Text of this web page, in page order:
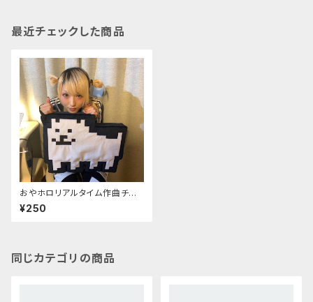
最近チェックした商品
おやホロリアルタイム作曲チャ
レンジデモ「シンメトリー」ogaw
a ver.
¥250
同じカテゴリの商品